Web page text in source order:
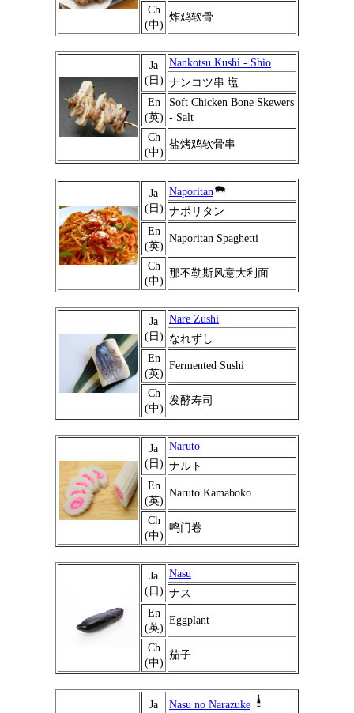
Ch
(中)
炸鸡软骨
Ja
(日)
Nankotsu Kushi - Shio
ナンコツ串 塩
En
(英)
Soft Chicken Bone Skewers
- Salt
Ch
(中)
盐烤鸡软骨串
Ja
(日)
Naporitan
ナポリタン
En
(英)
Naporitan Spaghetti
Ch
(中)
那不勒斯风意大利面
Ja
(日)
Nare Zushi
なれずし
En
(英)
Fermented Sushi
Ch
(中)
发酵寿司
Ja
(日)
Naruto
ナルト
En
(英)
Naruto Kamaboko
Ch
(中)
鸣门卷
Ja
(日)
Nasu
ナス
En
(英)
Eggplant
Ch
(中)
茄子
Ja
Nasu no Narazuke